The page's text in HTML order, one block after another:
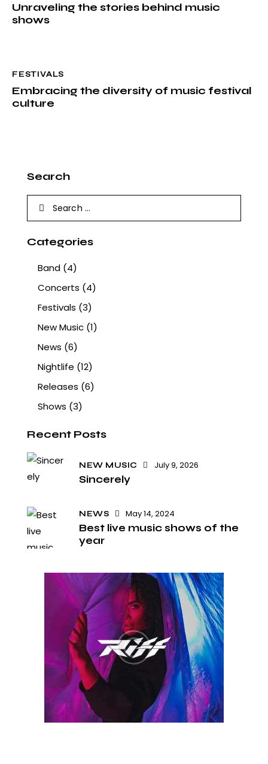
a
:
Unraveling the stories behind music
shows
FESTIVALS
Embracing the diversity of music festival
culture
Search
Categories
Band (4)
Concerts (4)
Festivals (3)
New Music (1)
News (6)
Nightlife (12)
Releases (6)
Shows (3)
Recent Posts
NEW MUSIC July 9, 2026
Sincerely
NEWS May 14, 2024
Best live music shows of the
year